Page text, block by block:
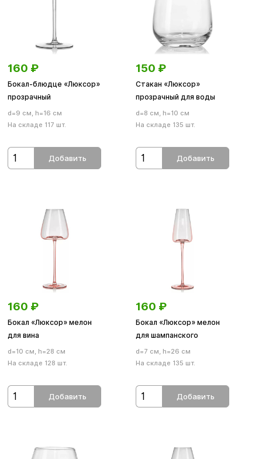
160 ₽
Бокал-блюдце «Люксор»
прозрачный
d=9 см, h=16 см
На складе 117 шт.
Добавить
150 ₽
Стакан «Люксор»
прозрачный для воды
d=8 см, h=10 см
На складе 135 шт.
Добавить
160 ₽
Бокал «Люксор» мелон
для вина
d=10 см, h=28 см
На складе 128 шт.
Добавить
160 ₽
Бокал «Люксор» мелон
для шампанского
d=7 см, h=26 см
На складе 135 шт.
Добавить